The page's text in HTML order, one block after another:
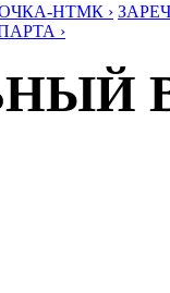
НТМК ›
›